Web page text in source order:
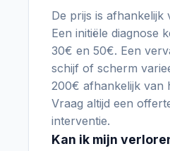
De prijs is afhankelijk
Een initiële diagnose
30€ en 50€. Een
schijf of scherm
200€ afhankelijk van
Vraag altijd een
interventie.
Kan ik mijn